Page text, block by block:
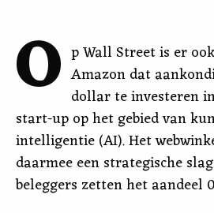
O p Wall Street is er
Amazon dat
dollar te investeren
start-up op het gebied van
intelligentie (AI). Het
daarmee een strategische
beleggers zetten het aandeel